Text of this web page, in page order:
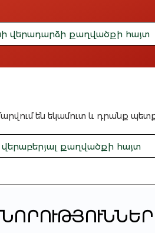
վերադարձի քաղվածքի հայտ
են եկամուտ և դրանք
քաղվածքի հայտ